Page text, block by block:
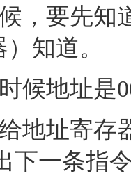
，要先知
知道。
候地址是
地址寄存
下一条指